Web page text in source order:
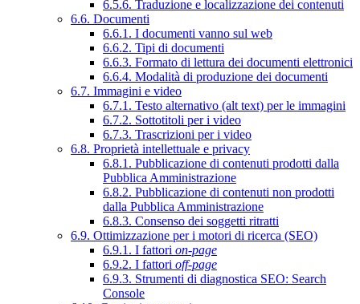
6.5.6. Traduzione e localizzazione dei contenuti
6.6. Documenti
6.6.1. I documenti vanno sul web
6.6.2. Tipi di documenti
6.6.3. Formato di lettura dei documenti elettronici
6.6.4. Modalità di produzione dei documenti
6.7. Immagini e video
6.7.1. Testo alternativo (alt text) per le immagini
6.7.2. Sottotitoli per i video
6.7.3. Trascrizioni per i video
6.8. Proprietà intellettuale e privacy
6.8.1. Pubblicazione di contenuti prodotti dalla
Pubblica Amministrazione
6.8.2. Pubblicazione di contenuti non prodotti
dalla Pubblica Amministrazione
6.8.3. Consenso dei soggetti ritratti
6.9. Ottimizzazione per i motori di ricerca (SEO)
6.9.1. I fattori on-page
6.9.2. I fattori off-page
6.9.3. Strumenti di diagnostica SEO: Search
Console